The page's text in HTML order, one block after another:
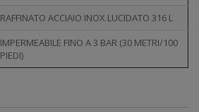
RAFFINATO ACCIAIO INOX LUCIDATO 316 L
IMPERMEABILE FINO A 3 BAR (30 METRI/100
PIEDI)